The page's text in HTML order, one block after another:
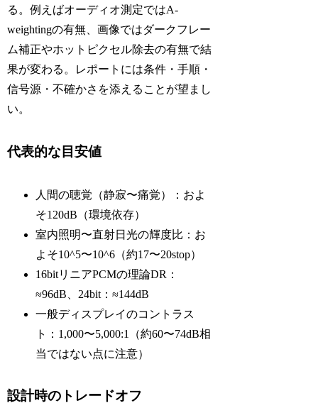
る。例えばオーディオ測定ではA-
weightingの有無、画像ではダークフレー
ム補正やホットピクセル除去の有無で結
果が変わる。レポートには条件・手順・
信号源・不確かさを添えることが望まし
い。
代表的な目安値
人間の聴覚（静寂〜痛覚）：およ
そ120dB（環境依存）
室内照明〜直射日光の輝度比：お
よそ10^5〜10^6（約17〜20stop）
16bitリニアPCMの理論DR：
≈96dB、24bit：≈144dB
一般ディスプレイのコントラス
ト：1,000〜5,000:1（約60〜74dB相
当ではない点に注意）
設計時のトレードオフ